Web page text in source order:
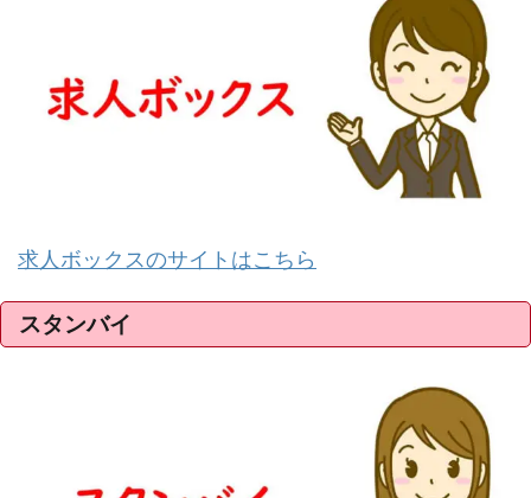
求人ボックスのサイトはこちら
スタンバイ